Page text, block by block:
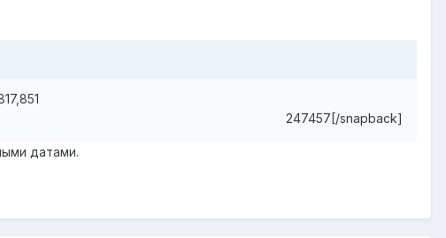
247457[/snapback]
датами.